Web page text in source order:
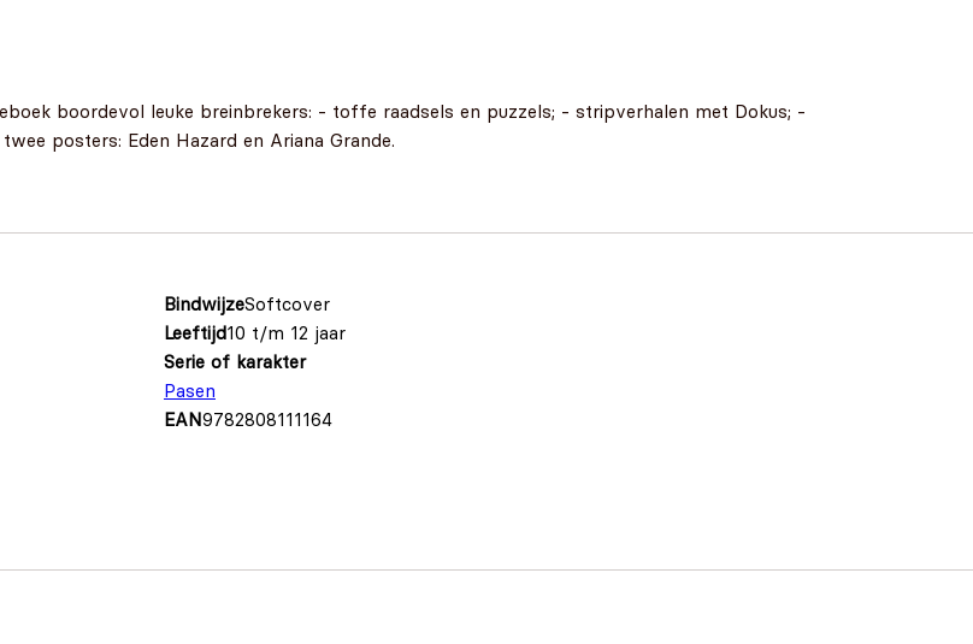
boordevol leuke breinbrekers: - toffe raadsels en puzzels; - stripverhalen met Dokus; -
posters: Eden Hazard en Ariana Grande.
BindwijzeSoftcover
Leeftijd10 t/m 12 jaar
Serie of karakter
Pasen
EAN9782808111164